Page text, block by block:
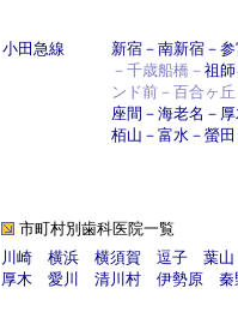
小田急線 新宿－ 南新宿－
－千歳船橋－ 祖
ンド前－百合ヶ
座間 － 海老名 －
栢山 － 富水－ 螢田
市町村別歯科医院一覧
川崎
横浜 横須賀 逗子 葉山
厚木
愛川 清川村 伊勢原 秦